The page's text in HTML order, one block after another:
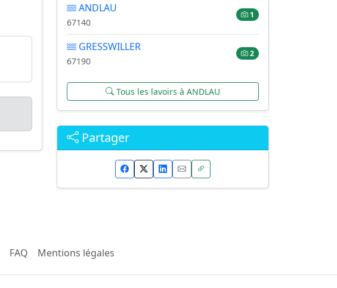
ANDLAU
67140
1
GRESSWILLER
67190
2
Tous les lavoirs à ANDLAU
Partager
FAQ Mentions légales